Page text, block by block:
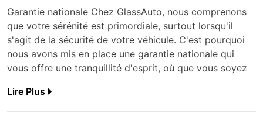
Garantie nationale Chez GlassAuto, nous comprenons
que votre sérénité est primordiale, surtout lorsqu'il
s'agit de la sécurité de votre véhicule. C'est pourquoi
nous avons mis en place une garantie nationale qui
vous offre une tranquillité d'esprit, où que vous soyez
Lire Plus